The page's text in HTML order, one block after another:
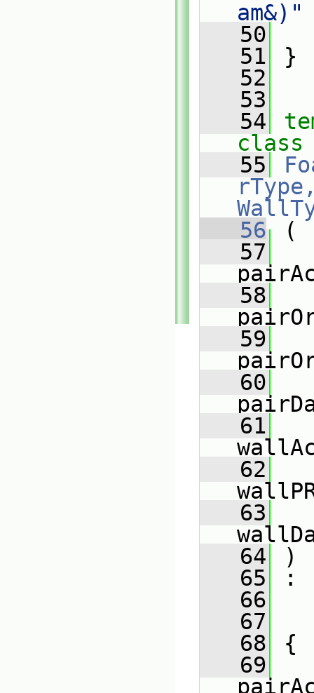
am&)"
   50
   51
}
   52
   53
   54
class
   55
   56
(
   57
   58
   59
   60
   61
   62
   63
   64
)
   65
:
   66
   67
   68
{
   69